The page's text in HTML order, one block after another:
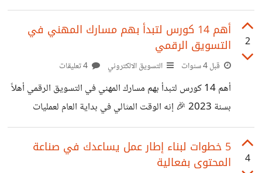
عبر وسائل
صناعة المحتوى أمراً شائعاً اليوم وقد امتلأ السوق بالعديد من
صناع المحتوى لذلك سيكون من الصعب إثبات نفسك والتميز في
الدورات التدريبية التي تساعدك في مجال صناعة المحتوى 👇
احفظ المنشور وأضفه لخطتك الجديدة في تطوير مهاراتك 1️⃣
Content Marketing Course | Hubspot ستتعلم: ✅
2
أهم 14 كورس لتبدأ بهم مسارك المهني في
التسويق الرقمي
قبل 4 سنوات التسويق الالكتروني
أهم 14 كورس لتبدأ بهم مسارك المهني في التسويق الرقمي أهلاً
بسنة 2023 🎉 إنه الوقت المثالي في بداية العام لعمليات
التخطيط للسنة الجديدة على المستوى الشخصي والمهني لذلك
إذا كنت تعمل في مجال صناعة المحتوى والتسويق الرقمي أو
تفكر ببدء العمل في هذا المجال ف احفظ هذا المنشور وأضفه
4
5 خطوات لبناء إطار عمل يساعدك في صناعة
المحتوى بفعالية